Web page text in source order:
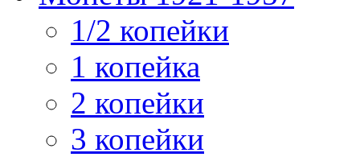
1/2 копейки
1 копейка
2 копейки
3 копейки